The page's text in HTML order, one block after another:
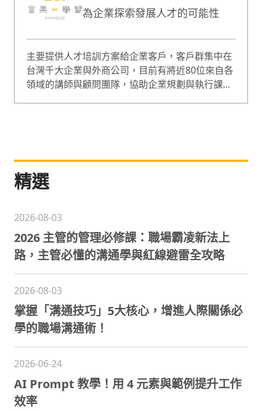
為企業探索發展人才的可能性
主要提供人才培訓方案給企業客戶，客戶群集中在
台灣千大企業與外商公司，目前有將近80位來自各
領域的講師與顧問團隊，協助企業規劃與執行課
精選
2026-08-03
2026 主管的管理必修課：職場霸凌新法上
路，主管必懂的溝通學與紅線避雷全攻略
2026-08-03
掌握「溝通技巧」5大核心，增進人際關係必
學的職場溝通術！
2026-06-24
AI Prompt 教學！用 4 元素與範例提升工作
效率